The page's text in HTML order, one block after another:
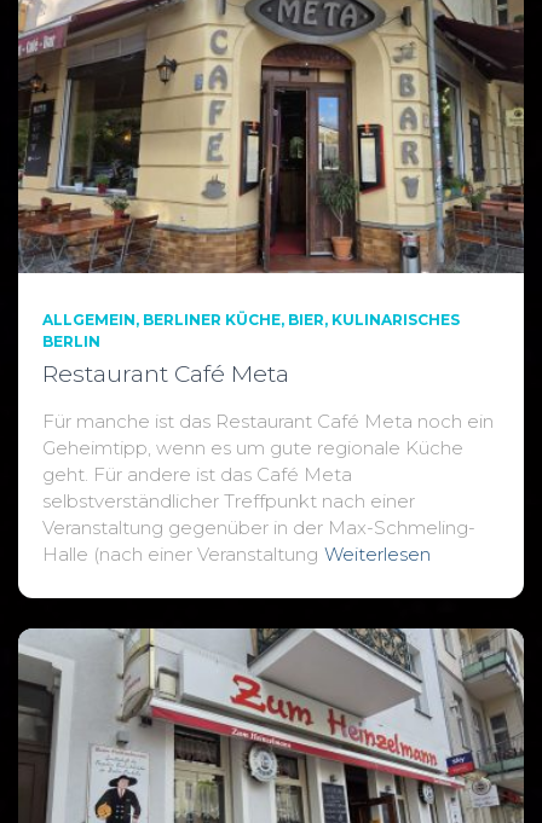
ALLGEMEIN BERLINER KÜCHE BIER KULINARISCHES
BERLIN
Restaurant Café Meta
Für manche ist das Restaurant Café Meta noch ein
Geheimtipp, wenn es um gute regionale Küche
geht. Für andere ist das Café Meta
selbstverständlicher Treffpunkt nach einer
Veranstaltung gegenüber in der Max-Schmeling-
Halle (nach einer Veranstaltung Weiterlesen